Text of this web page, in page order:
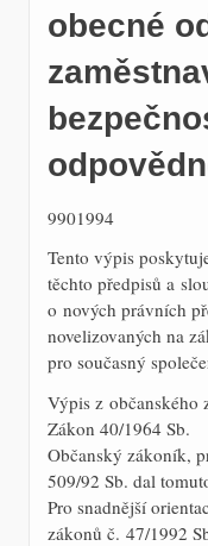
obecné
9901994
Tento výpis
těchto předpisů a
o nových právních
novelizovaných na
pro současný
Výpis z občanského
Zákon 40/1964 Sb.
Občanský zákoník,
509/92 Sb. dal
Pro snadnější
zákonů č. 47/1992